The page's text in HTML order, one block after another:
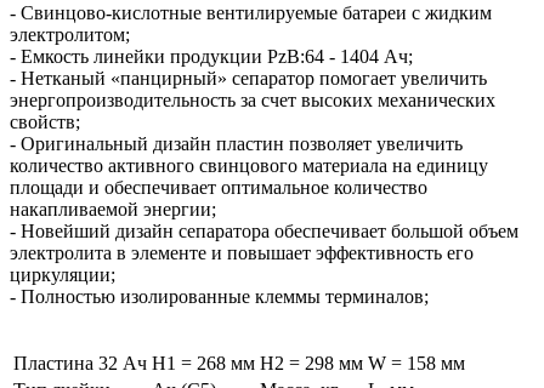
- Cвинцово-кислотные вентилируемые батареи с жидким
электролитом;
- Емкость линейки продукции PzB:64 - 1404 Ач;
- Нетканый «панцирный» сепаратор помогает увеличить
энергопроизводительность за счет высоких механических
свойств;
- Оригинальный дизайн пластин позволяет увеличить
количество активного свинцового материала на единицу
площади и обеспечивает оптимальное количество
накапливаемой энергии;
- Новейший дизайн сепаратора обеспечивает большой объем
электролита в элементе и повышает эффективность его
циркуляции;
- Полностью изолированные клеммы терминалов;
Пластина 32 Ач H1 = 268 мм H2 = 298 мм W = 158 мм